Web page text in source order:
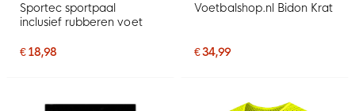
Sportec sportpaal
inclusief rubberen voet
€ 18,98
Voetbalshop.nl Bidon Krat
€ 34,99